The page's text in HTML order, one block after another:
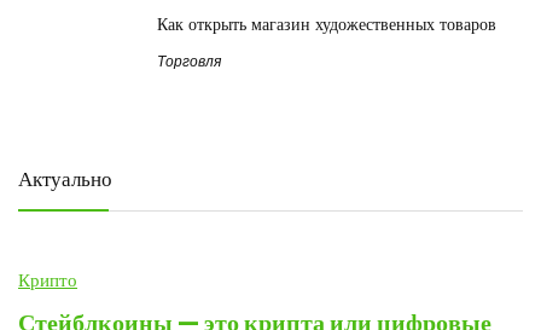
Как открыть магазин художественных товаров
Торговля
Актуально
Крипто
Стейблкоины — это крипта или цифровые